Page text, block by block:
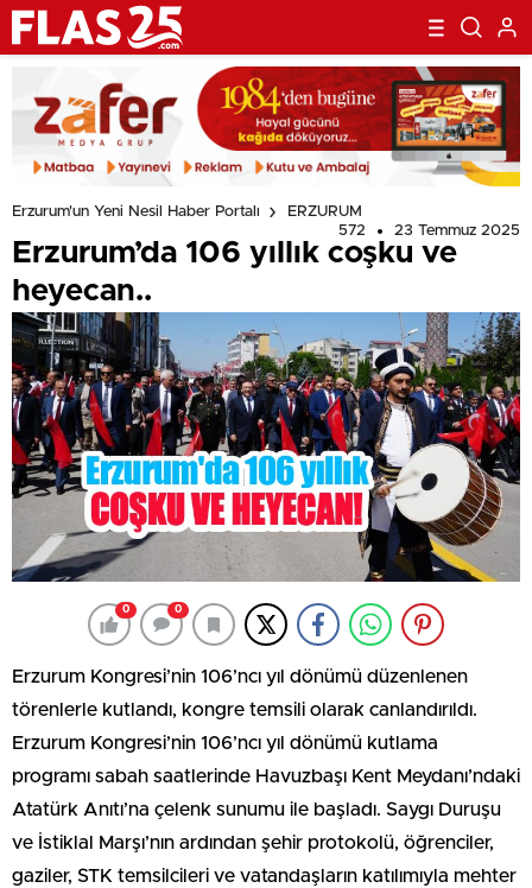
Erzurum'un Yeni Nesil Haber Portalı
ERZURUM
572
23 Temmuz 2025
Erzurum’da 106 yıllık coşku ve
heyecan..
0 0
Erzurum Kongresi’nin 106’ncı yıl dönümü düzenlenen
törenlerle kutlandı, kongre temsili olarak canlandırıldı.
Erzurum Kongresi’nin 106’ncı yıl dönümü kutlama
programı sabah saatlerinde Havuzbaşı Kent Meydanı’ndaki
Atatürk Anıtı’na çelenk sunumu ile başladı. Saygı Duruşu
ve İstiklal Marşı’nın ardından şehir protokolü, öğrenciler,
gaziler, STK temsilcileri ve vatandaşların katılımıyla mehter